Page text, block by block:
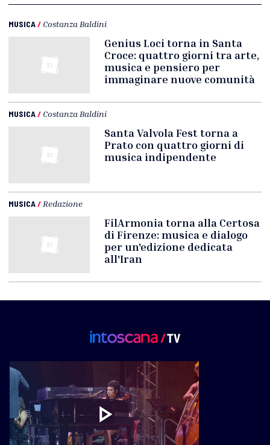
MUSICA/ Costanza Baldini
Genius Loci torna in Santa
Croce: quattro giorni tra arte,
musica e pensiero per
immaginare nuove comunità
MUSICA/ Costanza Baldini
Santa Valvola Fest torna a
Prato con quattro giorni di
musica indipendente
MUSICA/ Redazione
FilArmonia torna alla Certosa
di Firenze: musica e dialogo
per un'edizione dedicata
all'Iran